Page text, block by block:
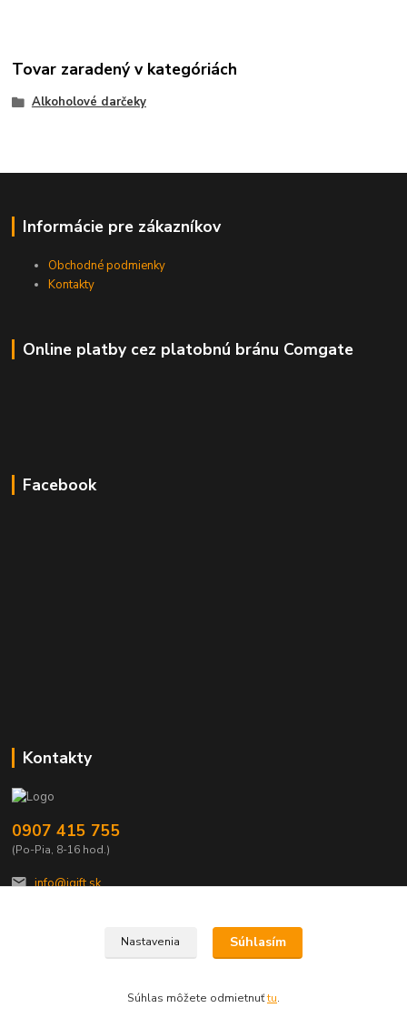
Tovar zaradený v kategóriách
Alkoholové darčeky
Informácie pre zákazníkov
Obchodné podmienky
Kontakty
Online platby cez platobnú bránu Comgate
Facebook
Kontakty
0907 415 755
(Po-Pia, 8-16 hod.)
info@igift.sk
Nastavenia Súhlasím
Súhlas môžete odmietnuťtu.